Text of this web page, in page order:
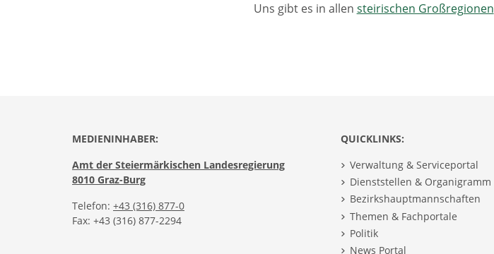
Uns gibt es in allen steirischen Großregionen
MEDIENINHABER:
Amt der Steiermärkischen Landesregierung
8010 Graz-Burg
Telefon: +43 (316) 877-0
Fax: +43 (316) 877-2294
QUICKLINKS:
Verwaltung & Serviceportal
Dienststellen & Organigramm
Bezirkshauptmannschaften
Themen & Fachportale
Politik
News Portal